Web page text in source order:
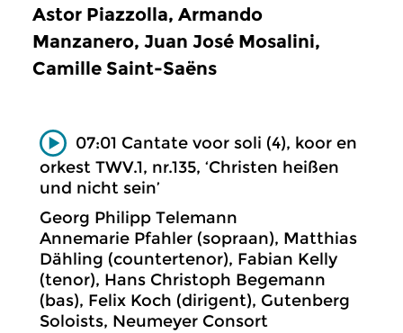
Astor Piazzolla, Armando
Manzanero, Juan José Mosalini,
Camille Saint-Saëns
07:01 Cantate voor soli (4), koor en
orkest TWV.1, nr.135, ‘Christen heißen
und nicht sein’
Georg Philipp Telemann
Annemarie Pfahler (sopraan), Matthias
Dähling (countertenor), Fabian Kelly
(tenor), Hans Christoph Begemann
(bas), Felix Koch (dirigent), Gutenberg
Soloists, Neumeyer Consort